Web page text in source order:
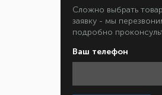
Сложно выбрать
заявку - мы
подробно
Ваш телефон